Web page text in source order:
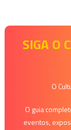
SIGA O
O
O guia
eventos,